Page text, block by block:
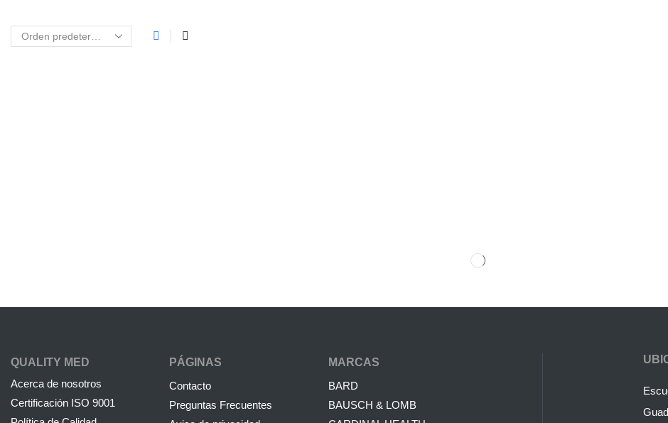
QUALITY MED
Acerca de nosotros
Certificación ISO 9001
PÁGINAS
Contacto
Preguntas Frecuentes
MARCAS
BARD
BAUSCH & LOMB